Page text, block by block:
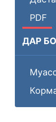
PDF
ДАР